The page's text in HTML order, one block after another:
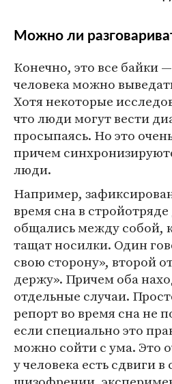
Можно ли
Конечно, это все байки
человека можно
Хотя некоторые
что люди могут вести
просыпаясь. Но это
причем
люди.
Например,
время сна в
общались между собой,
тащат носилки. Один
свою сторону», второй
держу». Причем оба
отдельные случаи.
репорт во время сна не
если специально это
можно сойти с ума. Это
у человека есть сдвиги в